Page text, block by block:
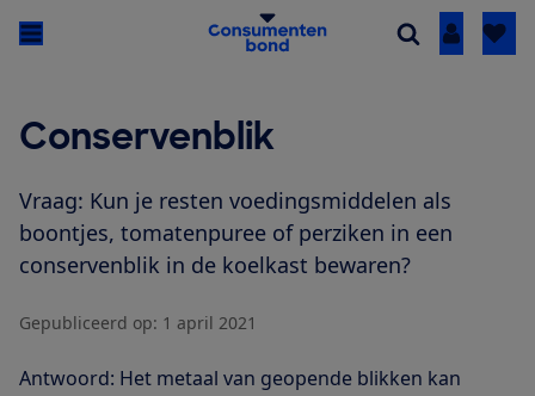
Inloggen
Conservenblik
Vraag: Kun je resten voedingsmiddelen als
boontjes, tomatenpuree of perziken in een
conservenblik in de koelkast bewaren?
Gepubliceerd op: 1 april 2021
Antwoord: Het metaal van geopende blikken kan